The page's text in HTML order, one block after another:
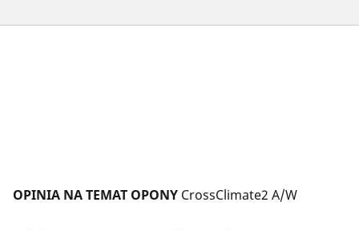
OPINIA NA TEMAT OPONY CrossClimate2 A/W